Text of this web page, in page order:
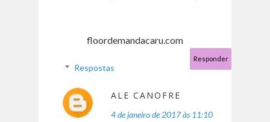
floordemandacaru.com
Responder
Respostas
ALE CANOFRE
4 de janeiro de 2017 às 11:10